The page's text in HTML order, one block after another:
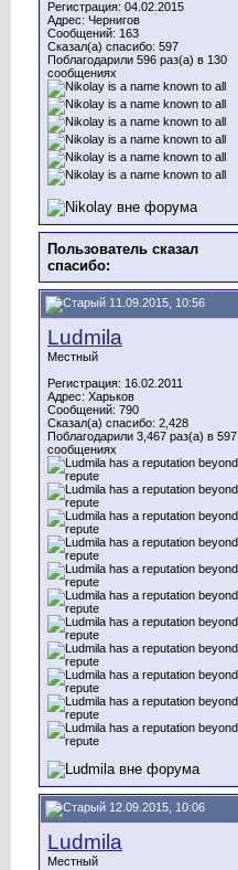
Регистрация: 04.02.2015
Адрес: Чернигов
Сообщений: 163
Сказал(а) спасибо: 597
Поблагодарили 596 раз(а) в 130
сообщениях
Пользователь сказал
cпасибо:
11.09.2015, 10:56
Ludmila
Местный
Регистрация: 16.02.2011
Адрес: Харьков
Сообщений: 790
Сказал(а) спасибо: 2,428
Поблагодарили 3,467 раз(а) в 597
сообщениях
12.09.2015, 10:06
Ludmila
Местный